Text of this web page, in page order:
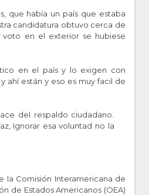
que había un país que estaba
candidatura obtuvo cerca de
en el exterior se hubiese
en el país y lo exigen con
ahí están y eso es muy facil de
del respaldo ciudadano.
Ignorar esa voluntad no la
la Comisión Interamericana de
de Estados Americanos (OEA)